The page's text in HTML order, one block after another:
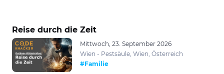
Reise durch die Zeit
Mittwoch, 23. September 2026
Wien - Pestsäule, Wien, Österreich
#Familie